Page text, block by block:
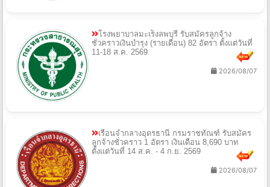
โรงพยาบาลมะเร็งลพบุรี รับสมัครลูกจ้าง
ชั่วคราวเงินบำรุง (รายเดือน) 82 อัตรา ตั้งแต่วันที่
11-18 ส.ค. 2569
2026/08/07
เรือนจำกลางอุดรธานี กรมราชทัณฑ์ รับสมัคร
ลูกจ้างชั่วคราว 1 อัตรา เงินเดือน 8,690 บาท
ตั้งแต่วันที่ 14 ส.ค. - 4 ก.ย. 2569
2026/08/07